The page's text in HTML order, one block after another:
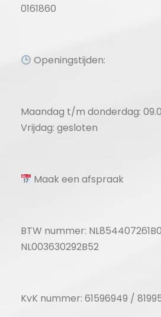
0161860
Openingstijden:
Maandag t/m donderdag:
Vrijdag: gesloten
Maak een afspraak
BTW nummer:
NL003630292B52
KvK nummer: 61596949 /